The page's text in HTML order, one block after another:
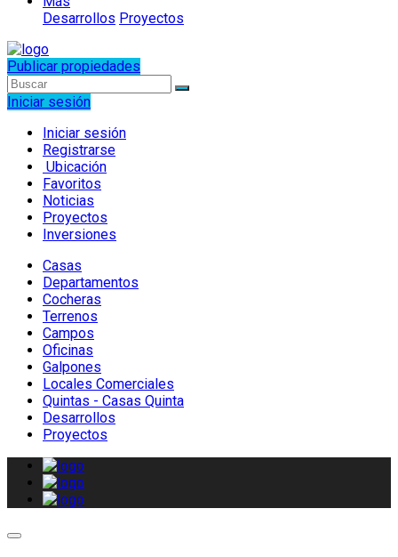
Desarrollos Proyectos
Publicar propiedades
Iniciar sesión
Iniciar sesión
Registrarse
Ubicación
Favoritos
Noticias
Proyectos
Inversiones
Casas
Departamentos
Cocheras
Terrenos
Campos
Oficinas
Galpones
Locales Comerciales
Quintas - Casas Quinta
Desarrollos
Proyectos